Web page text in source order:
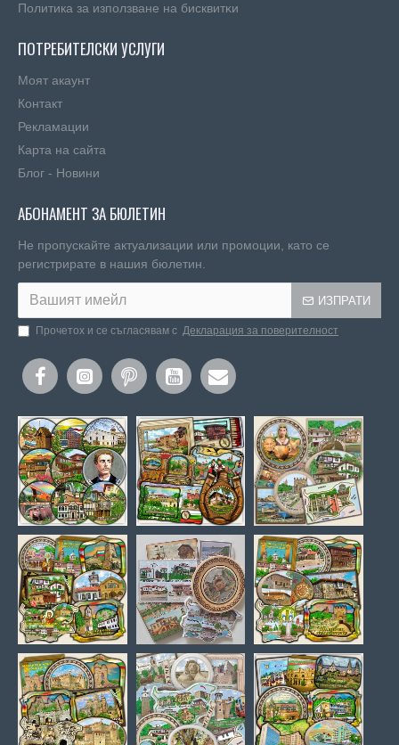
Πoлитика зa изпoлзвaнe нa бисквитĸи
ПОТРЕБИТЕЛСКИ УСЛУГИ
Моят акаунт
Контакт
Рекламации
Карта на сайта
Блог - Новини
АБОНАМЕНТ ЗА БЮЛЕТИН
Не пропускайте актуализации или промоции, като се
регистрирате в нашия бюлетин.
ИЗПРАТИ
Прочетох и се съгласявам с Декларация за поверителност